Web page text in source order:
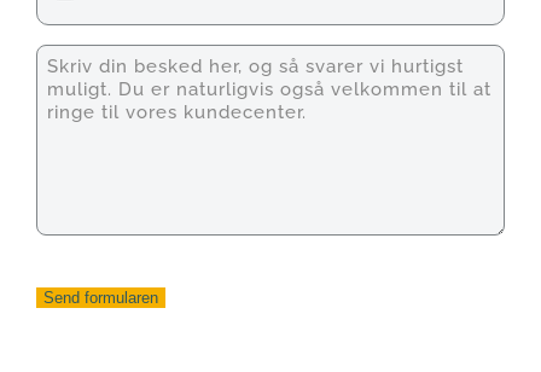
Unavngivet
Send formularen